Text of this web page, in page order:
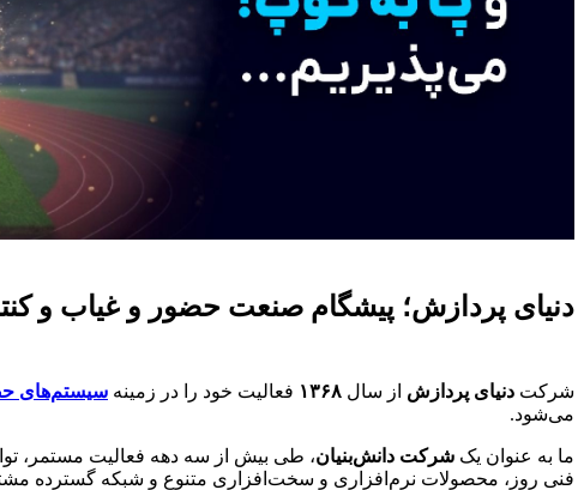
دنیای پردازش؛ پیشگام صنعت حضور و غیاب و
شرکت دنیای پردازش از سال ۱۳۶۸ فعالیت خود را در زمینه سیستم‌های
می‌شود.
ما به عنوان یک شرکت دانش‌بنیان، طی بیش از سه دهه فعالیت مستمر،
فنی روز، محصولات نرم‌افزاری و سخت‌افزاری متنوع و شبکه گسترده